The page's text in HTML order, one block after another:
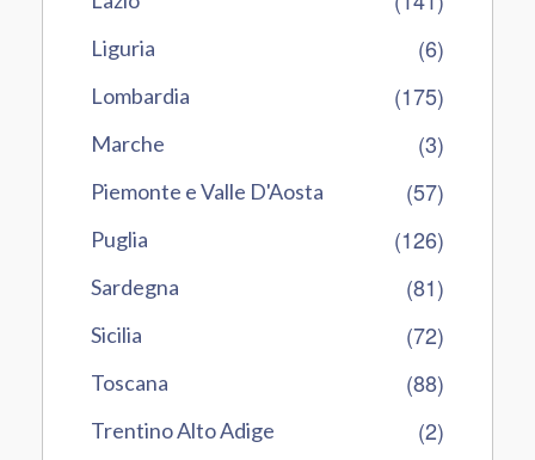
Liguria (6)
Lombardia (175)
Marche (3)
Piemonte e Valle D'Aosta (57)
Puglia (126)
Sardegna (81)
Sicilia (72)
Toscana (88)
Trentino Alto Adige (2)